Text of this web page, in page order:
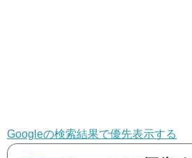
Googleの検索結果で優先表示する